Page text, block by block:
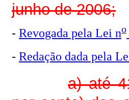
junho de 2006;
- Revogada pela Lei no
- Redação dada pela
a) até